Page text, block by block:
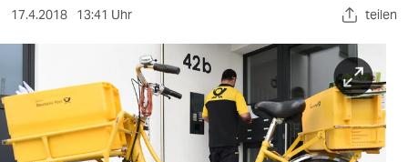
gesellschaft
kultur
sport
berlin
17.4.2018 13:41 Uhr teilen